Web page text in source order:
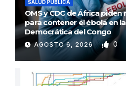
SALUD PÚBLICA
OMS y CDC de África
para contener el ébola en
Democrática del Congo
AGOSTO 6, 2026 0